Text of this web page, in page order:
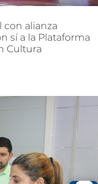
con alianza
sí a la Plataforma
Cultura